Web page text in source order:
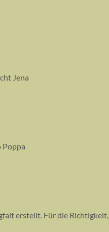
Jena
erstellt. Für die